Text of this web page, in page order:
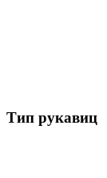
Тип рукавиц